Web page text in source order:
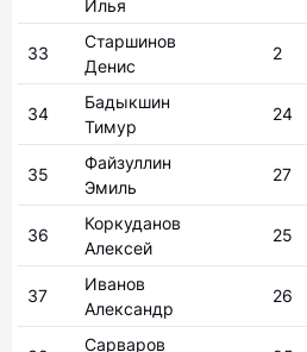
Илья
33
Старшинов
Денис
2
34
Бадыкшин
Тимур
24
35
Файзуллин
Эмиль
27
36
Коркуданов
Алексей
25
37
Иванов
Александр
26
Сарваров